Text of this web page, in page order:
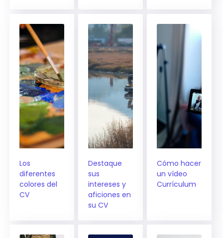
Los
diferentes
colores del
CV
Destaque
sus
intereses y
aficiones en
su CV
Cómo hacer
un vídeo
Currículum